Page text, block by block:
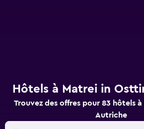
Hôtels à Matrei in
Trouvez des offres pour 83 hôtels
Autriche